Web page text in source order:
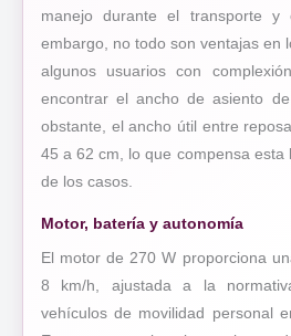
manejo durante el transporte y
embargo, no todo son ventajas en
algunos usuarios con
encontrar el ancho de asiento
obstante, el ancho útil entre
45 a 62 cm, lo que compensa esta
de los casos.
Motor, batería y autonomía
El motor de 270 W proporciona
8 km/h, ajustada a la
vehículos de movilidad personal